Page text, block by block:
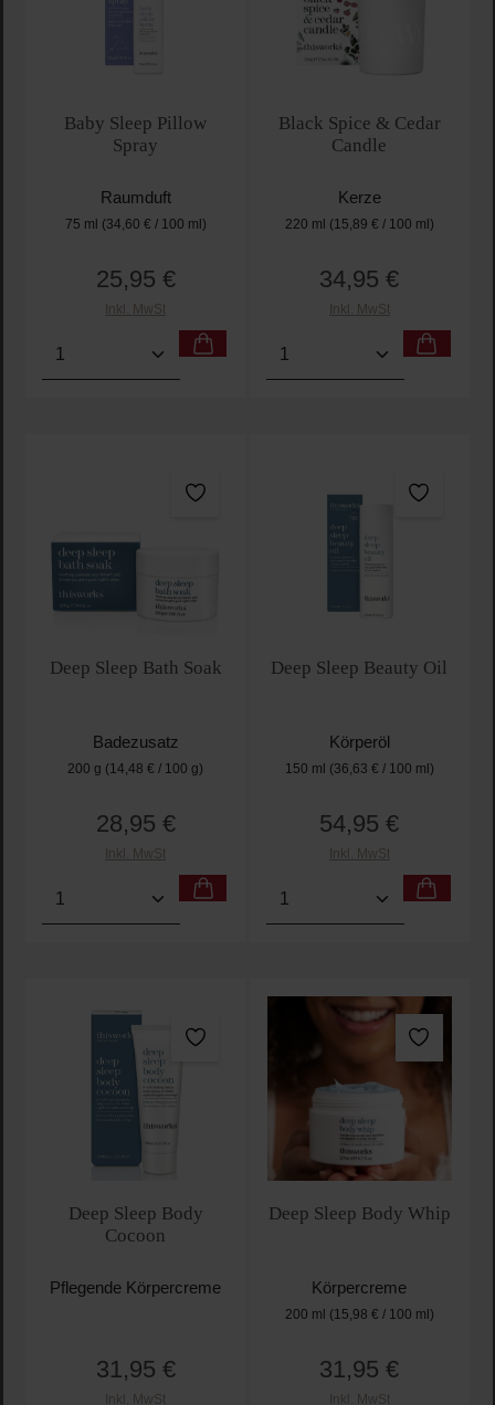
Baby Sleep Pillow
Spray
Raumduft
75 ml (34,60 € / 100 ml)
Regulärer Preis:
25,95 €
Inkl. MwSt
Produkt Anzahl: Gib den gewünschten Wert ein
Black Spice & Cedar
Candle
Kerze
220 ml (15,89 € / 100 ml)
Regulärer Preis:
34,95 €
Inkl. MwSt
Produkt Anzahl: Gib
Deep Sleep Bath Soak
Badezusatz
200 g (14,48 € / 100 g)
Regulärer Preis:
28,95 €
Inkl. MwSt
Produkt Anzahl: Gib den gewünschten Wert ein
Deep Sleep Beauty Oil
Körperöl
150 ml (36,63 € / 100 ml)
Regulärer Preis:
54,95 €
Inkl. MwSt
Produkt Anzahl: Gib
Deep Sleep Body
Cocoon
Pflegende Körpercreme
Regulärer Preis:
31,95 €
Inkl. MwSt
Deep Sleep Body Whip
Körpercreme
200 ml (15,98 € / 100 ml)
Regulärer Preis:
31,95 €
Inkl. MwSt